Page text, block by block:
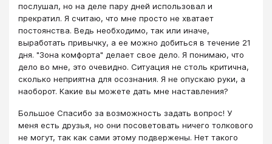
послушал, но на деле пару дней использовал и
прекратил. Я считаю, что мне просто не хватает
постоянства. Ведь необходимо, так или иначе,
выработать привычку, а ее можно добиться в течение 21
дня. "Зона комфорта" делает свое дело. Я понимаю, что
дело во мне, это очевидно. Ситуация не столь критична,
сколько неприятна для осознания. Я не опускаю руки, а
наоборот. Какие вы можете дать мне наставления?
Большое Спасибо за возможность задать вопрос! У
меня есть друзья, но они посоветовать ничего толкового
не могут, так как сами этому подвержены. Нет такого